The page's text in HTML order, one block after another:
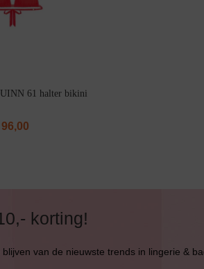
61 halter bikini
96,00
korting!
van de nieuwste trends in lingerie &